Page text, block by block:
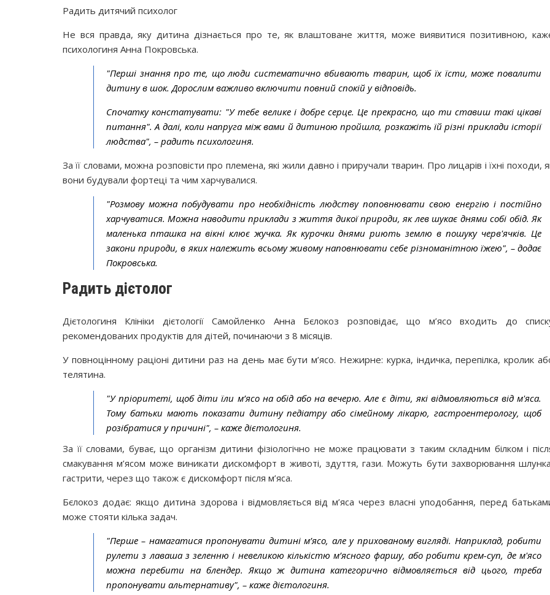
Радить дитячий психолог
Не вся правда, яку дитина дізнається про те, як влаштоване життя, може виявитися позитивною,
психологиня Анна Покровська.
"Перші знання про те, що люди систематично вбивають тварин, щоб їх їсти, може повалити
дитину в шок. Дорослим важливо включити повний спокій у відповідь.
Спочатку констатувати: "У тебе велике і добре серце. Це прекрасно, що ти ставиш такі цікаві
питання". А далі, коли напруга між вами й дитиною пройшла, розкажіть їй різні приклади історії
людства", – радить психологиня.
За її словами, можна розповісти про племена, які жили давно і приручали тварин. Про лицарів і їхні походи,
вони будували фортеці та чим харчувалися.
"Розмову можна побудувати про необхідність людству поповнювати свою енергію і постійно
харчуватися. Можна наводити приклади з життя дикої природи, як лев шукає днями собі обід. Як
маленька пташка на вікні клює жучка. Як курочки днями риють землю в пошуку черв'ячків. Це
закони природи, в яких належить всьому живому наповнювати себе різноманітною їжею", – додає
Покровська.
Радить дієтолог
Дієтологиня Клініки дієтології Самойленко Анна Бєлокоз розповідає, що м’ясо входить до
рекомендованих продуктів для дітей, починаючи з 8 місяців.
У повноцінному раціоні дитини раз на день має бути м’ясо. Нежирне: курка, індичка, перепілка, кролик
телятина.
"У пріоритеті, щоб діти їли м’ясо на обід або на вечерю. Але є діти, які відмовляються від м'яса.
Тому батьки мають показати дитину педіатру або сімейному лікарю, гастроентерологу, щоб
розібратися у причині", – каже дієтологиня.
За її словами, буває, що організм дитини фізіологічно не може працювати з таким складним білком і
смакування м’ясом може виникати дискомфорт в животі, здуття, гази. Можуть бути захворювання
гастрити, через що також є дискомфорт після м’яса.
Бєлокоз додає: якщо дитина здорова і відмовляється від м’яса через власні уподобання, перед
може стояти кілька задач.
"Перше – намагатися пропонувати дитині м’ясо, але у прихованому вигляді. Наприклад, робити
рулети з лаваша з зеленню і невеликою кількістю м’ясного фаршу, або робити крем-суп, де м'ясо
можна перебити на блендер. Якщо ж дитина категорично відмовляється від цього, треба
пропонувати альтернативу", – каже дієтологиня.